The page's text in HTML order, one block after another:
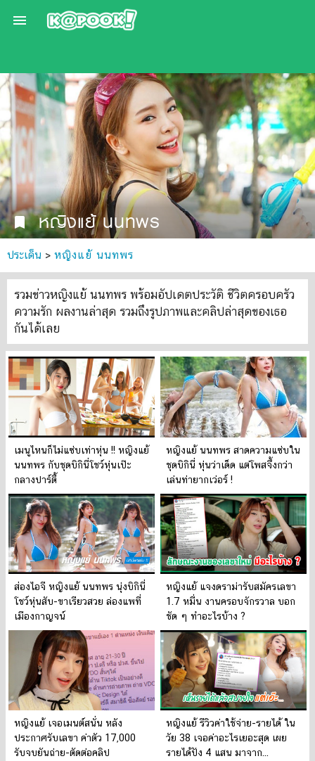

bookmark หญิงแย้ นนทพร
ประเด็น > หญิงแย้ นนทพร
รวมข่าวหญิงแย้ นนทพร พร้อมอัปเดตประวัติ ชีวิตครอบครัว
ความรัก ผลงานล่าสุด รวมถึงรูปภาพและคลิปล่าสุดของเธอ
กันได้เลย
เมนูไหนก็ไม่แซ่บเท่าหุ่น !! หญิงแย้
นนทพร กับชุดบิกินี่โชว์หุ่นเป๊ะ
กลางปาร์ตี้
หญิงแย้ นนทพร สาดความแซ่บใน
ชุดบิกินี่ หุ่นว่าเด็ด แต่โพสจึ้งกว่า
เล่นท่ายากเว่อร์ !
ส่องไอจี หญิงแย้ นนทพร นุ่งบิกินี่
โชว์หุ่นสับ-ขาเรียวสวย ล่องแพที่
เมืองกาญจน์
หญิงแย้ แจงดราม่ารับสมัครเลขา
1.7 หมื่น งานครอบจักรวาล บอก
ชัด ๆ ทำอะไรบ้าง ?
หญิงแย้ เจอเมนต์สนั่น หลัง
ประกาศรับเลขา ค่าตัว 17,000
รับจบยันถ่าย-ตัดต่อคลิป
หญิงแย้ รีวิวค่าใช้จ่าย-รายได้ ใน
วัย 38 เจอค่าอะไรเยอะสุด เผย
รายได้ปัง 4 แสน มาจาก...